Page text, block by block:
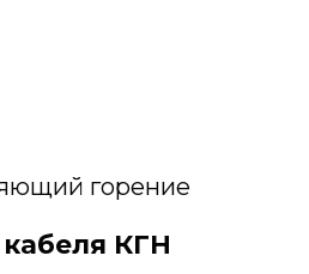
горение
КГН